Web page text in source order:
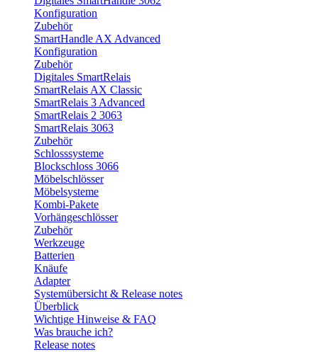
Konfiguration
Zubehör
SmartHandle AX Advanced
Konfiguration
Zubehör
Digitales SmartRelais
SmartRelais AX Classic
SmartRelais 3 Advanced
SmartRelais 2 3063
SmartRelais 3063
Zubehör
Schlosssysteme
Blockschloss 3066
Möbelschlösser
Möbelsysteme
Kombi-Pakete
Vorhängeschlösser
Zubehör
Werkzeuge
Batterien
Knäufe
Adapter
Systemübersicht & Release notes
Überblick
Wichtige Hinweise & FAQ
Was brauche ich?
Release notes